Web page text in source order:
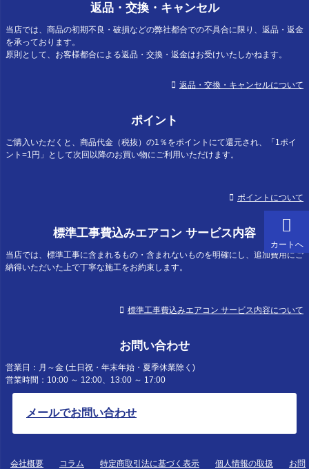
カートへ
返品・交換・キャンセル
当店では、商品の初期不良・破損などの弊社都合での不具合に限り、返品・返金
を承っております。
原則として、お客様都合による返品・交換・返金はお受けいたしかねます。
返品・交換・キャンセルについて
ポイント
ご購入いただくと、商品代金（税抜）の1％をポイントにて還元され、「1ポイ
ント=1円」として次回以降のお買い物にご利用いただけます。
ポイントについて
標準工事費込みエアコン サービス内容
当店では、標準工事に含まれるもの・含まれないものを明確にし、追加費用にご
納得いただいた上で丁寧な施工をお約束します。
標準工事費込みエアコン サービス内容について
お問い合わせ
営業日：月～金 (土日祝・年末年始・夏季休業除く)
営業時間：10:00 ～ 12:00、13:00 ～ 17:00
メールでお問い合わせ
会社概要 コラム 特定商取引法に基づく表示 個人情報の取扱 お問